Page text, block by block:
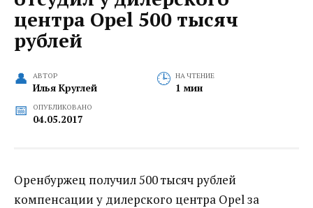
центра Opel 500 тысяч
рублей
АВТОР
Илья Круглей
НА ЧТЕНИЕ
1 мин
ОПУБЛИКОВАНО
04.05.2017
Оренбуржец получил 500 тысяч рублей
компенсации у дилерского центра Opel за